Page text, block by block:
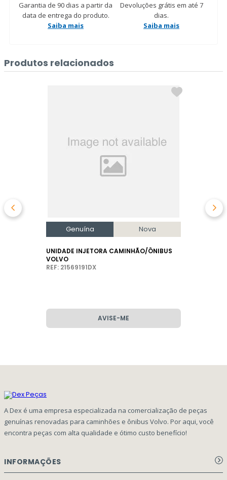
Garantia de 90 dias a partir da
data de entrega do produto.
Saiba mais
Devoluções grátis em até 7
dias.
Saiba mais
Produtos relacionados
Genuína Nova
UNIDADE INJETORA CAMINHÃO/ÔNIBUS
VOLVO
REF: 21569191DX
AVISE-ME
A Dex é uma empresa especializada na comercialização de peças
genuínas renovadas para caminhões e ônibus Volvo. Por aqui, você
encontra peças com alta qualidade e ótimo custo benefício!
INFORMAÇÕES